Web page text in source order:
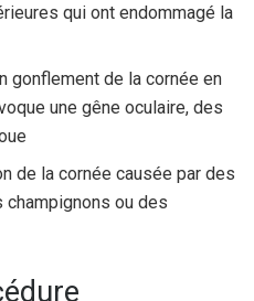
qui ont endommagé la
gonflement de la cornée en
une gêne oculaire, des
de la cornée causée par des
ou des